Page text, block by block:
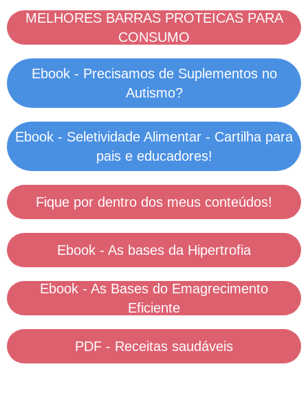
MELHORES BARRAS PROTEICAS PARA
CONSUMO
Ebook - Precisamos de Suplementos no
Autismo?
Ebook - Seletividade Alimentar - Cartilha para
pais e educadores!
Fique por dentro dos meus conteúdos!
Ebook - As bases da Hipertrofia
Ebook - As Bases do Emagrecimento
Eficiente
PDF - Receitas saudáveis